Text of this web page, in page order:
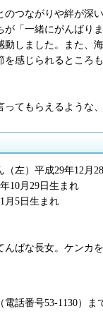
つながりや絆が深
「一緒にがんばり
しました。また、
感じられるところも
ってもらえるような
左）平成29年12月
10月29日生まれ
月5日生まれ
ばな長女。ケンカ
話番号53-1130）ま